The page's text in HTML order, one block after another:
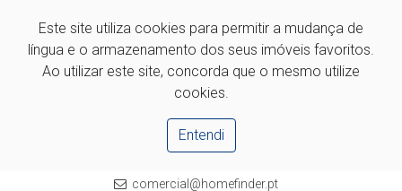
Este site utiliza cookies para permitir a mudança de
língua e o armazenamento dos seus imóveis favoritos.
Ao utilizar este site, concorda que o mesmo utilize
cookies.
Entendi
comercial@homefinder.pt